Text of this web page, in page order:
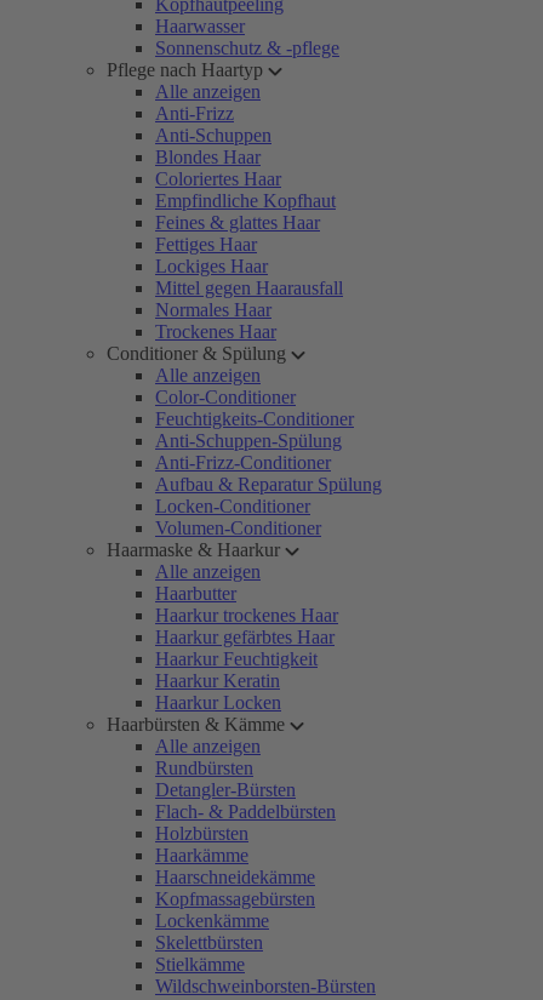
Kopfhautpeeling
Haarwasser
Sonnenschutz & -pflege
Pflege nach Haartyp
Alle anzeigen
Anti-Frizz
Anti-Schuppen
Blondes Haar
Coloriertes Haar
Empfindliche Kopfhaut
Feines & glattes Haar
Fettiges Haar
Lockiges Haar
Mittel gegen Haarausfall
Normales Haar
Trockenes Haar
Conditioner & Spülung
Alle anzeigen
Color-Conditioner
Feuchtigkeits-Conditioner
Anti-Schuppen-Spülung
Anti-Frizz-Conditioner
Aufbau & Reparatur Spülung
Locken-Conditioner
Volumen-Conditioner
Haarmaske & Haarkur
Alle anzeigen
Haarbutter
Haarkur trockenes Haar
Haarkur gefärbtes Haar
Haarkur Feuchtigkeit
Haarkur Keratin
Haarkur Locken
Haarbürsten & Kämme
Alle anzeigen
Rundbürsten
Detangler-Bürsten
Flach- & Paddelbürsten
Holzbürsten
Haarkämme
Haarschneidekämme
Kopfmassagebürsten
Lockenkämme
Skelettbürsten
Stielkämme
Wildschweinborsten-Bürsten